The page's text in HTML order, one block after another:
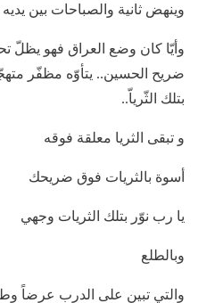
وينهض ثانية والصباحات بين
وأيّا كان وضع العراق فهو يظلّ
ضريح الحسين.. يتأوّه مظفّر
بتلك الثّرياّ..
و تبقى الثريا معلقة فوقه
أسوة بالثريات فوق ضريحك
يا رب نوّر بتلك الثريات وجهي
وبالطلع
والتي تبين على الدرب عرضاً